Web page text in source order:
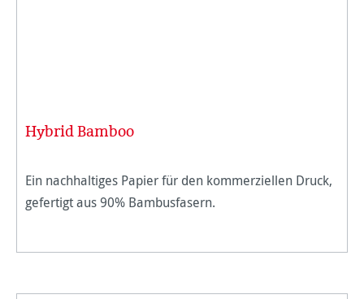
Hybrid Bamboo
Ein nachhaltiges Papier für den kommerziellen Druck,
gefertigt aus 90% Bambusfasern.